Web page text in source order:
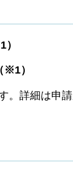
※1）
詳細は申